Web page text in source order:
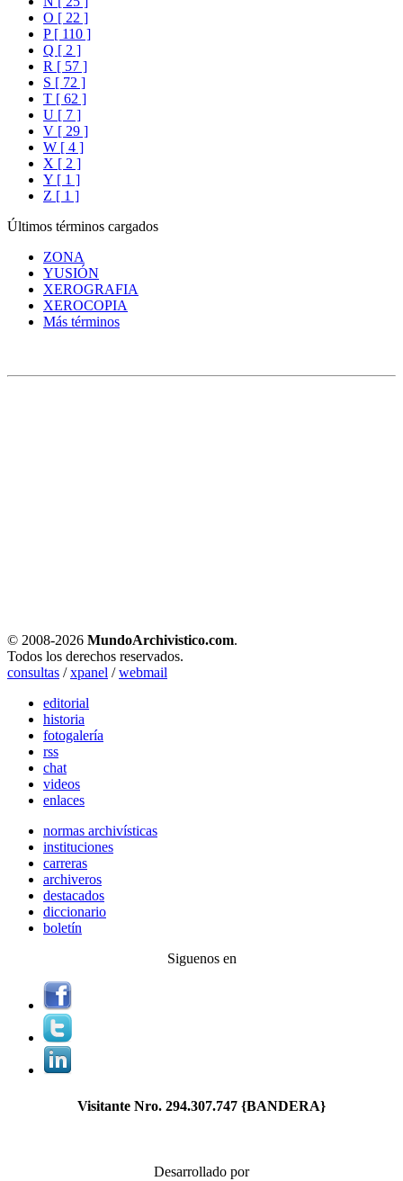
O [ 22 ]
P [ 110 ]
Q [ 2 ]
R [ 57 ]
S [ 72 ]
T [ 62 ]
U [ 7 ]
V [ 29 ]
W [ 4 ]
X [ 2 ]
Y [ 1 ]
Z [ 1 ]
Últimos términos cargados
ZONA
YUSIÓN
XEROGRAFIA
XEROCOPIA
Más términos
© 2008-2026 MundoArchivistico.com.
Todos los derechos reservados.
consultas /xpanel /webmail
editorial
historia
fotogalería
rss
chat
videos
enlaces
normas archivísticas
instituciones
carreras
archiveros
destacados
diccionario
boletín
Siguenos en
Visitante Nro. 294.307.747 {BANDERA}
Desarrollado por